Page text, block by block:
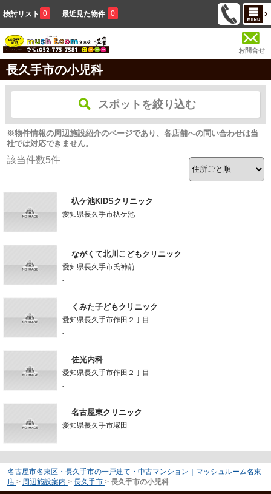
検討リスト 0 最近見た物件 0
お問合せ
長久手市の小児科
スポットを絞り込む
※物件情報の周辺施設紹介のページであり、各店舗への問い合わせは当
社では対応できません。
該当件数5件
杁ケ池KIDSクリニック
愛知県長久手市杁ケ池
-
ながくて北川こどもクリニック
愛知県長久手市氏神前
-
くみた子どもクリニック
愛知県長久手市作田２丁目
-
佐光内科
愛知県長久手市作田２丁目
-
名古屋東クリニック
愛知県長久手市塚田
-
名古屋市名東区・長久手市の一戸建て・中古マンション｜マッシュルーム名東
店 > 周辺施設案内 > 長久手市 > 長久手市の小児科